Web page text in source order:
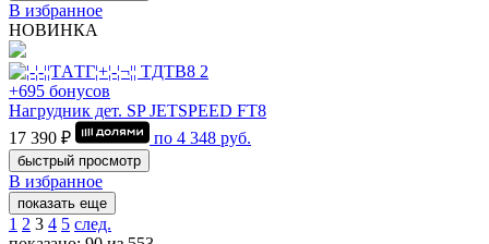
В избранное
НОВИНКА
+695 бонусов
Нагрудник дет. SP JETSPEED FT8
17 390 ₽
по 4 348 руб.
быстрый просмотр
В избранное
показать еще
1 2 3 4 5 след.